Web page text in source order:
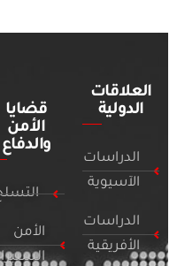
العلاقات
الدولية
الدراسات
الآسيوية
الدراسات
الأفريقية
قضايا
الأمن
والدفاع
التسلح
الأمن